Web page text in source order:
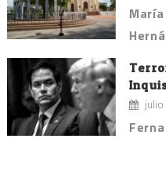
julio